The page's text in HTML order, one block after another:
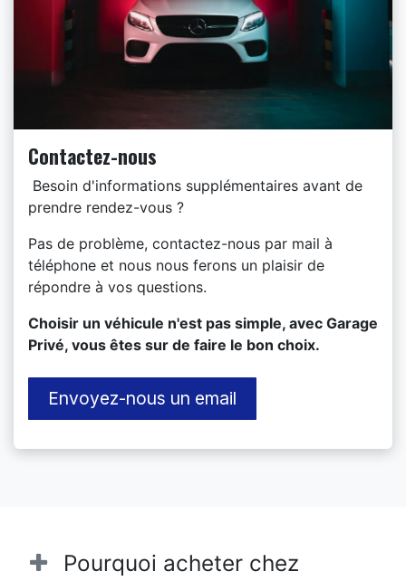
Contactez-nous
Besoin d'informations supplémentaires avant de
prendre rendez-vous ?
Pas de problème, contactez-nous par mail à
téléphone et nous nous ferons un plaisir de
répondre à vos questions.
​Choisir un véhicule n'est pas simple, avec Garage
Privé, vous êtes sur de faire le bon choix.
Envoyez-nous un email
Pourquoi acheter chez